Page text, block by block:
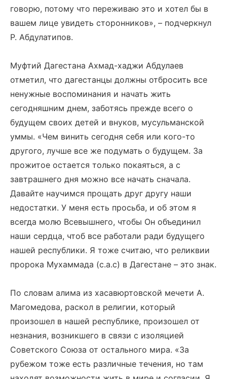
говорю, потому что переживаю это и хотел бы в
вашем лице увидеть сторонников», – подчеркнул
Р. Абдулатипов.
Муфтий Дагестана Ахмад-хаджи Абдулаев
отметил, что дагестанцы должны отбросить все
ненужные воспоминания и начать жить
сегодняшним днем, заботясь прежде всего о
будущем своих детей и внуков, мусульманской
уммы. «Чем винить сегодня себя или кого-то
другого, лучше все же подумать о будущем. За
прожитое остается только покаяться, а с
завтрашнего дня можно все начать сначала.
Давайте научимся прощать друг другу наши
недостатки. У меня есть просьба, и об этом я
всегда молю Всевышнего, чтобы Он объединил
наши сердца, чтоб все работали ради будущего
нашей республики. Я тоже считаю, что реликвии
пророка Мухаммада (с.а.с) в Дагестане – это знак.
По словам алима из хасавюртовской мечети А.
Магомедова, раскол в религии, который
произошел в нашей республике, произошел от
незнания, возникшего в связи с изоляцией
Советского Союза от остального мира. «За
рубежом тоже есть различные течения, но там